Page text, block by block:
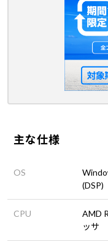
主な仕様
OS
(DSP)
CPU
AMD
ッサ